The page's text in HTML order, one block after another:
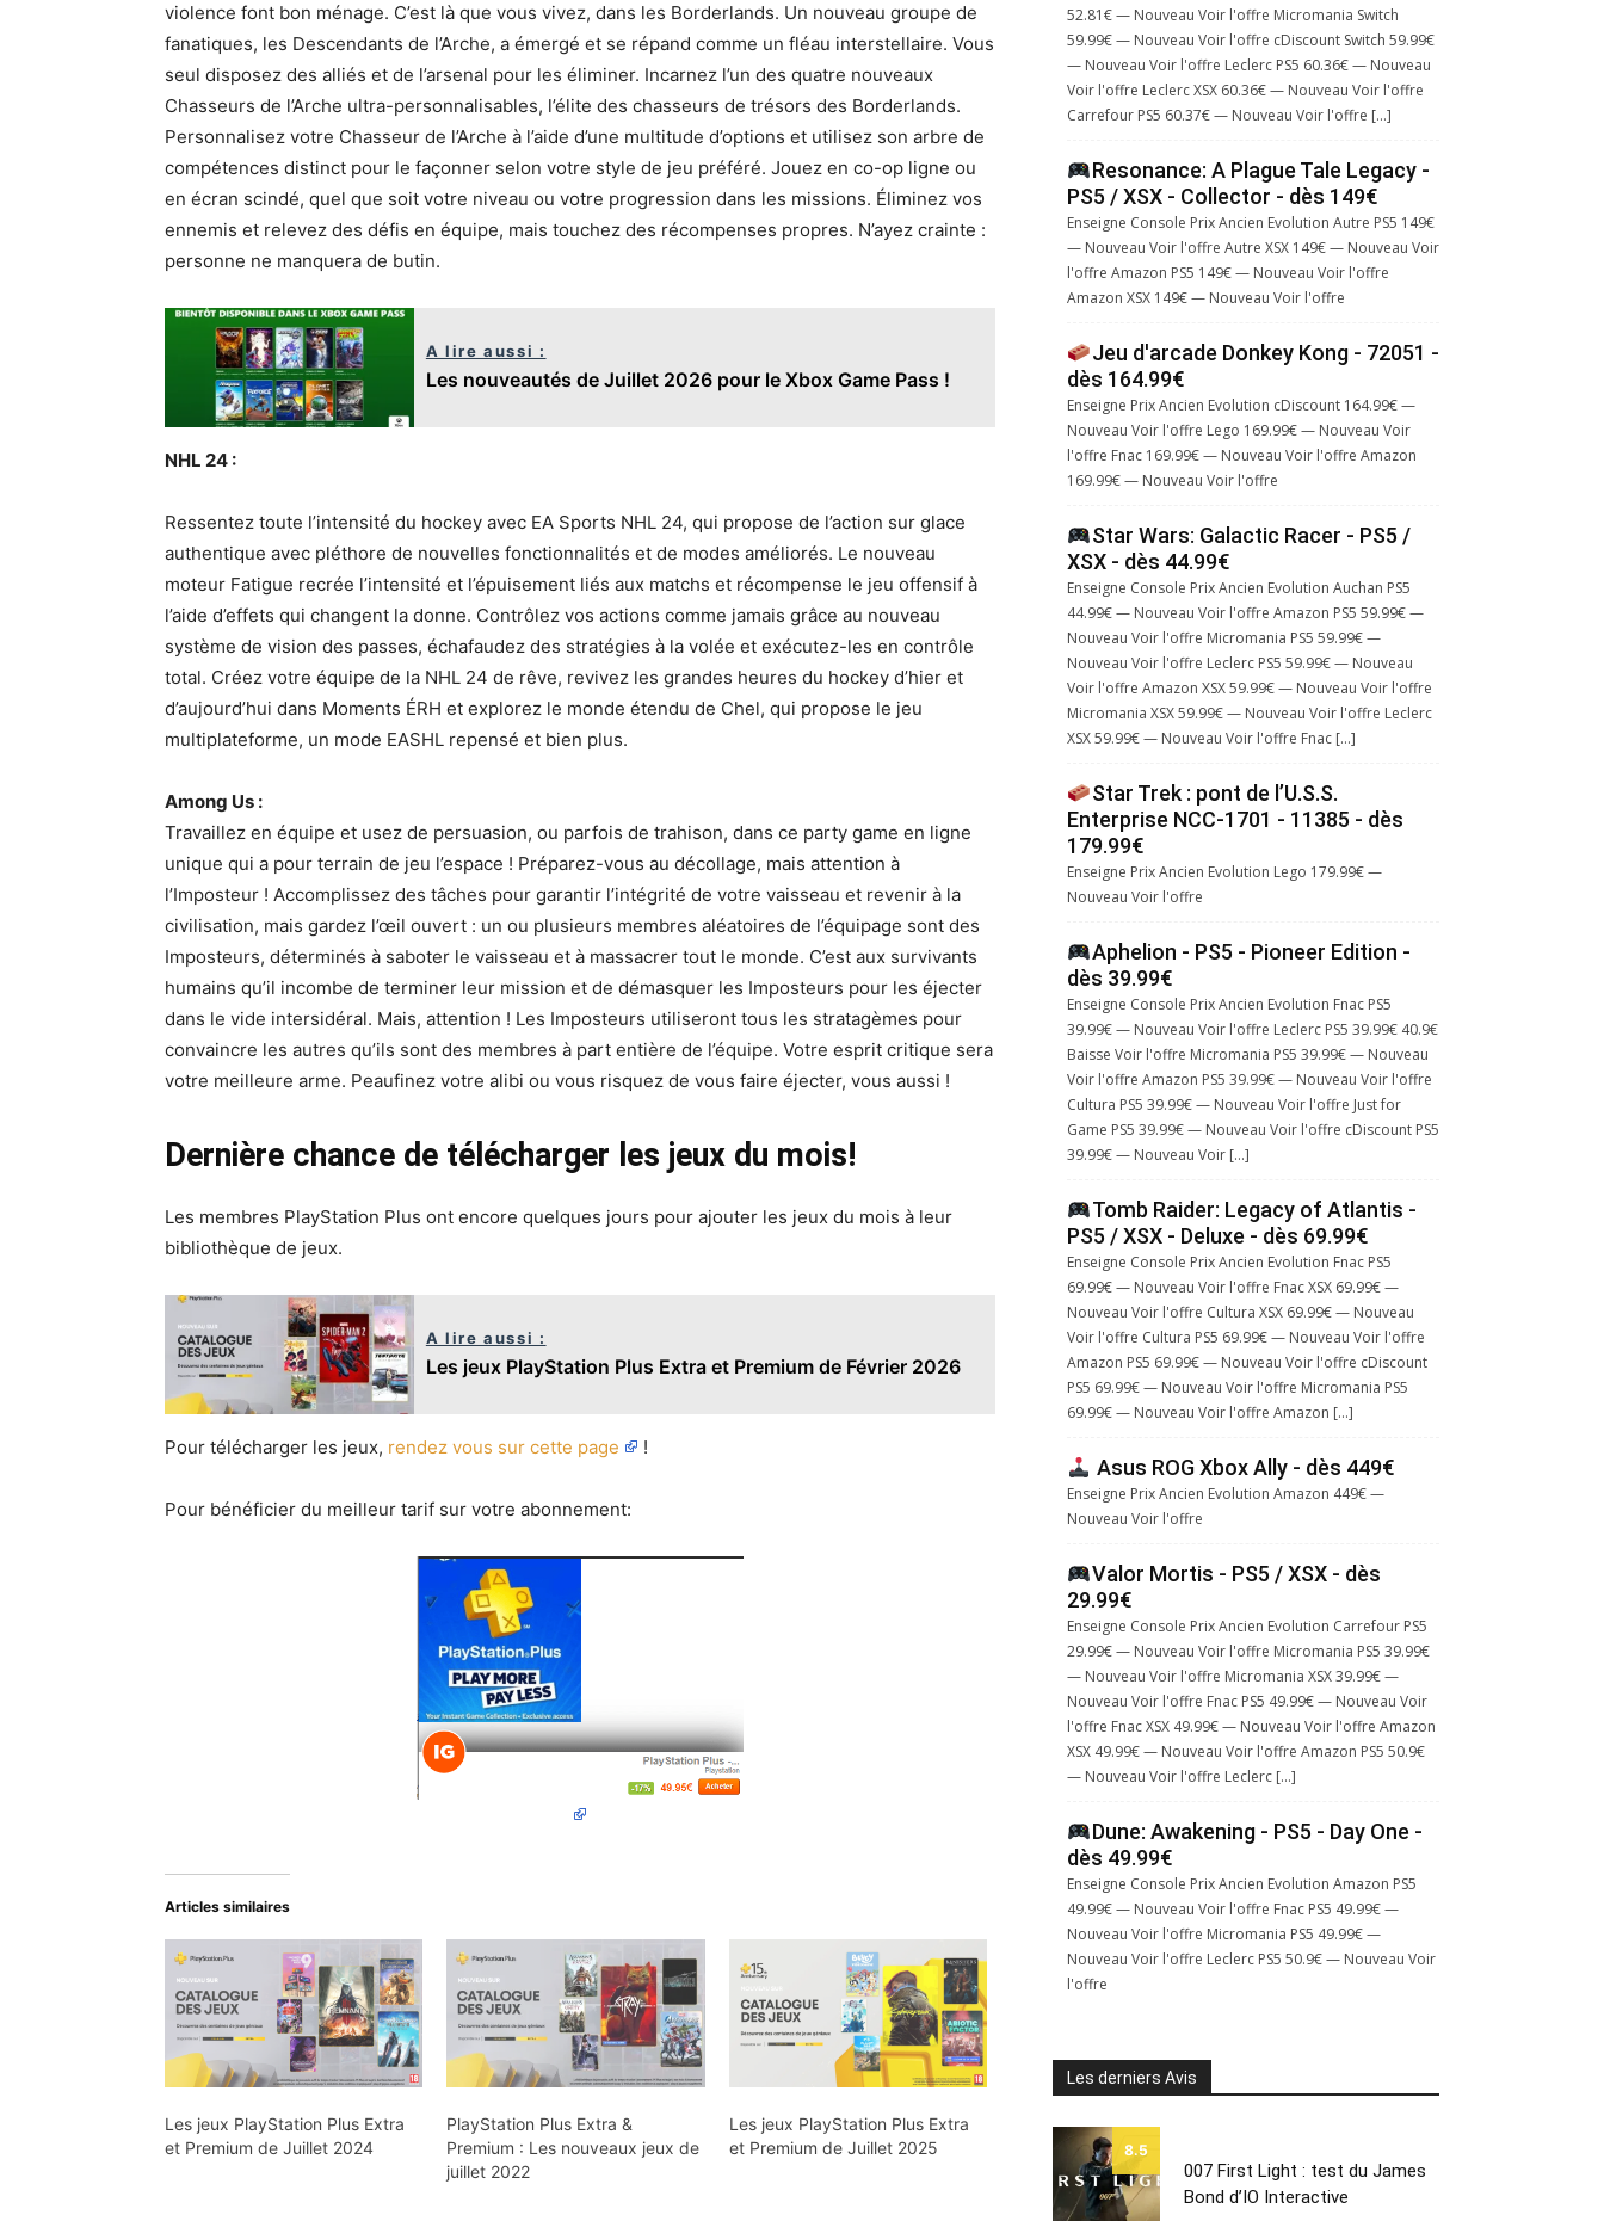
violence font bon ménage. C’est là que vous vivez, dans les Borderlands. Un nouveau groupe de
fanatiques, les Descendants de l’Arche, a émergé et se répand comme un fléau interstellaire. Vous
seul disposez des alliés et de l’arsenal pour les éliminer. Incarnez l’un des quatre nouveaux
Chasseurs de l’Arche ultra-personnalisables, l’élite des chasseurs de trésors des Borderlands.
Personnalisez votre Chasseur de l’Arche à l’aide d’une multitude d’options et utilisez son arbre de
compétences distinct pour le façonner selon votre style de jeu préféré. Jouez en co-op ligne ou
en écran scindé, quel que soit votre niveau ou votre progression dans les missions. Éliminez vos
ennemis et relevez des défis en équipe, mais touchez des récompenses propres. N’ayez crainte :
personne ne manquera de butin.
A lire aussi :
Les nouveautés de Juillet 2026 pour le Xbox Game Pass !
NHL 24 :
Ressentez toute l’intensité du hockey avec EA Sports NHL 24, qui propose de l’action sur glace
authentique avec pléthore de nouvelles fonctionnalités et de modes améliorés. Le nouveau
moteur Fatigue recrée l’intensité et l’épuisement liés aux matchs et récompense le jeu offensif à
l’aide d’effets qui changent la donne. Contrôlez vos actions comme jamais grâce au nouveau
système de vision des passes, échafaudez des stratégies à la volée et exécutez-les en contrôle
total. Créez votre équipe de la NHL 24 de rêve, revivez les grandes heures du hockey d’hier et
d’aujourd’hui dans Moments ÉRH et explorez le monde étendu de Chel, qui propose le jeu
multiplateforme, un mode EASHL repensé et bien plus.
Among Us :
Travaillez en équipe et usez de persuasion, ou parfois de trahison, dans ce party game en ligne
unique qui a pour terrain de jeu l’espace ! Préparez-vous au décollage, mais attention à
l’Imposteur ! Accomplissez des tâches pour garantir l’intégrité de votre vaisseau et revenir à la
civilisation, mais gardez l’œil ouvert : un ou plusieurs membres aléatoires de l’équipage sont des
Imposteurs, déterminés à saboter le vaisseau et à massacrer tout le monde. C’est aux survivants
humains qu’il incombe de terminer leur mission et de démasquer les Imposteurs pour les éjecter
dans le vide intersidéral. Mais, attention ! Les Imposteurs utiliseront tous les stratagèmes pour
convaincre les autres qu’ils sont des membres à part entière de l’équipe. Votre esprit critique sera
votre meilleure arme. Peaufinez votre alibi ou vous risquez de vous faire éjecter, vous aussi !
Dernière chance de télécharger les jeux du mois!
Les membres PlayStation Plus ont encore quelques jours pour ajouter les jeux du mois à leur
bibliothèque de jeux.
A lire aussi :
Les jeux PlayStation Plus Extra et Premium de Février 2026
Pour télécharger les jeux, rendez vous sur cette page !
Pour bénéficier du meilleur tarif sur votre abonnement:
Articles similaires
Les jeux PlayStation Plus Extra
et Premium de Juillet 2024
PlayStation Plus Extra &
Premium : Les nouveaux jeux de
juillet 2022
Les jeux PlayStation Plus Extra
et Premium de Juillet 2025
52.81€ — Nouveau Voir l'offre Micromania Switch
59.99€ — Nouveau Voir l'offre cDiscount Switch 59.99€
— Nouveau Voir l'offre Leclerc PS5 60.36€ — Nouveau
Voir l'offre Leclerc XSX 60.36€ — Nouveau Voir l'offre
Carrefour PS5 60.37€ — Nouveau Voir l'offre […]
Resonance: A Plague Tale Legacy -
PS5 / XSX - Collector - dès 149€
Enseigne Console Prix Ancien Evolution Autre PS5 149€
— Nouveau Voir l'offre Autre XSX 149€ — Nouveau Voir
l'offre Amazon PS5 149€ — Nouveau Voir l'offre
Amazon XSX 149€ — Nouveau Voir l'offre
Jeu d'arcade Donkey Kong - 72051 -
dès 164.99€
Enseigne Prix Ancien Evolution cDiscount 164.99€ —
Nouveau Voir l'offre Lego 169.99€ — Nouveau Voir
l'offre Fnac 169.99€ — Nouveau Voir l'offre Amazon
169.99€ — Nouveau Voir l'offre
Star Wars: Galactic Racer - PS5 /
XSX - dès 44.99€
Enseigne Console Prix Ancien Evolution Auchan PS5
44.99€ — Nouveau Voir l'offre Amazon PS5 59.99€ —
Nouveau Voir l'offre Micromania PS5 59.99€ —
Nouveau Voir l'offre Leclerc PS5 59.99€ — Nouveau
Voir l'offre Amazon XSX 59.99€ — Nouveau Voir l'offre
Micromania XSX 59.99€ — Nouveau Voir l'offre Leclerc
XSX 59.99€ — Nouveau Voir l'offre Fnac […]
Star Trek : pont de l’U.S.S.
Enterprise NCC-1701 - 11385 - dès
179.99€
Enseigne Prix Ancien Evolution Lego 179.99€ —
Nouveau Voir l'offre
Aphelion - PS5 - Pioneer Edition -
dès 39.99€
Enseigne Console Prix Ancien Evolution Fnac PS5
39.99€ — Nouveau Voir l'offre Leclerc PS5 39.99€ 40.9€
Baisse Voir l'offre Micromania PS5 39.99€ — Nouveau
Voir l'offre Amazon PS5 39.99€ — Nouveau Voir l'offre
Cultura PS5 39.99€ — Nouveau Voir l'offre Just for
Game PS5 39.99€ — Nouveau Voir l'offre cDiscount PS5
39.99€ — Nouveau Voir […]
Tomb Raider: Legacy of Atlantis -
PS5 / XSX - Deluxe - dès 69.99€
Enseigne Console Prix Ancien Evolution Fnac PS5
69.99€ — Nouveau Voir l'offre Fnac XSX 69.99€ —
Nouveau Voir l'offre Cultura XSX 69.99€ — Nouveau
Voir l'offre Cultura PS5 69.99€ — Nouveau Voir l'offre
Amazon PS5 69.99€ — Nouveau Voir l'offre cDiscount
PS5 69.99€ — Nouveau Voir l'offre Micromania PS5
69.99€ — Nouveau Voir l'offre Amazon […]
Asus ROG Xbox Ally - dès 449€
Enseigne Prix Ancien Evolution Amazon 449€ —
Nouveau Voir l'offre
Valor Mortis - PS5 / XSX - dès
29.99€
Enseigne Console Prix Ancien Evolution Carrefour PS5
29.99€ — Nouveau Voir l'offre Micromania PS5 39.99€
— Nouveau Voir l'offre Micromania XSX 39.99€ —
Nouveau Voir l'offre Fnac PS5 49.99€ — Nouveau Voir
l'offre Fnac XSX 49.99€ — Nouveau Voir l'offre Amazon
XSX 49.99€ — Nouveau Voir l'offre Amazon PS5 50.9€
— Nouveau Voir l'offre Leclerc […]
Dune: Awakening - PS5 - Day One -
dès 49.99€
Enseigne Console Prix Ancien Evolution Amazon PS5
49.99€ — Nouveau Voir l'offre Fnac PS5 49.99€ —
Nouveau Voir l'offre Micromania PS5 49.99€ —
Nouveau Voir l'offre Leclerc PS5 50.9€ — Nouveau Voir
l'offre
Les derniers Avis
8.5
007 First Light : test du James
Bond d’IO Interactive